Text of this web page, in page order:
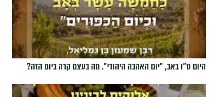
היום ט"ו באב, ”יום האהבה היהודי". מה בעצם קרה ביום הזה?